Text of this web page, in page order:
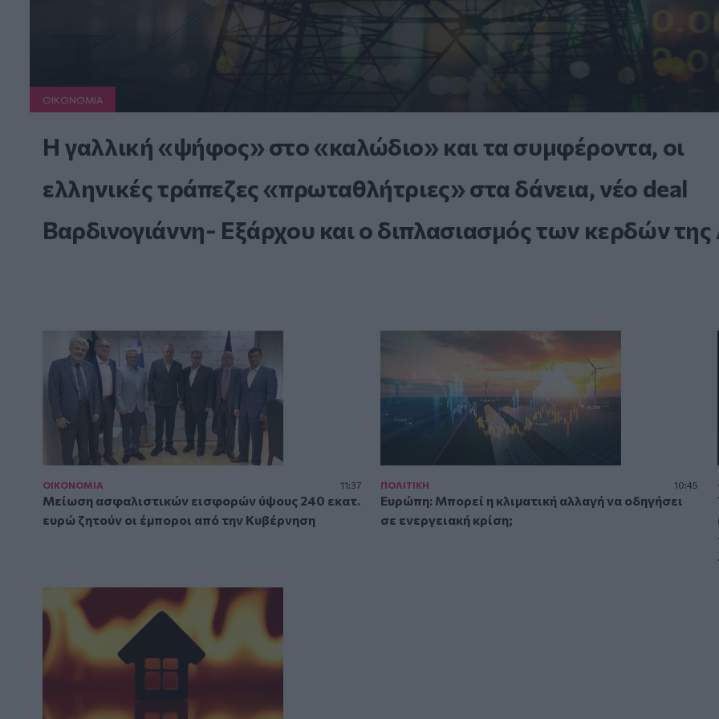
ΟΙΚΟΝΟΜΙΑ
Η γαλλική «ψήφος» στο «καλώδιο» και τα συμφέροντα, οι
ελληνικές τράπεζες «πρωταθλήτριες» στα δάνεια, νέο deal
Βαρδινογιάννη- Εξάρχου και ο διπλασιασμός των κερδών
ΟΙΚΟΝΟΜΙΑ 11:37
Μείωση ασφαλιστικών εισφορών ύψους 240 εκατ.
ευρώ ζητούν οι έμποροι από την Κυβέρνηση
ΠΟΛΙΤΙΚΗ 10:45
Ευρώπη: Μπορεί η κλιματική αλλαγή να οδηγήσει
σε ενεργειακή κρίση;